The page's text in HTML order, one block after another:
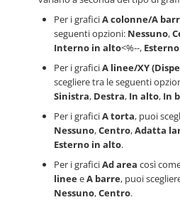
Per i graficiA colonne/A
seguenti opzioni: Nessuno,
Interno in alto<%--,
Per i graficiA linee/XY
scegliere tra le seguenti
Sinistra, Destra, In alto, In
Per i graficiA torta, puoi
Nessuno,Centro,Adatta
Esterno in alto.
Per i graficiAd area così
lineeeA barre, puoi
Nessuno,Centro.